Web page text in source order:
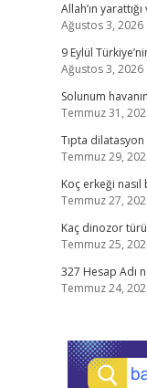
Allah’ın
Ağustos 3, 2026
9 Eylül
Ağustos 3, 2026
Solunum
Temmuz 31,
Tıpta
Temmuz 29,
Koç erkeği
Temmuz 27,
Kaç dinozor
Temmuz 25,
327 Hesap Adı
Temmuz 24,